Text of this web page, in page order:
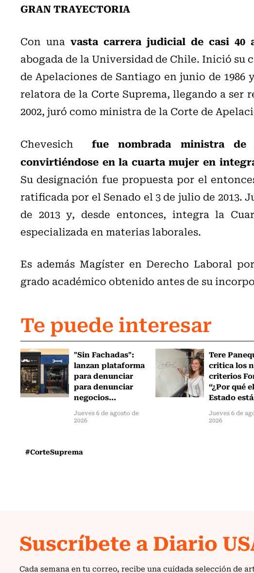
GRAN TRAYECTORIA
Con una vasta carrera judicial de casi 40
abogada de la Universidad de Chile. Inició su
de Apelaciones de Santiago en junio de 1986
relatora de la Corte Suprema, llegando a ser
2002, juró como ministra de la Corte de
Chevesichfue nombrada ministra de
convirtiéndose en la cuarta mujer en
Su designación fue propuesta por el
ratificada por el Senado el 3 de julio de 2013.
de 2013 y, desde entonces, integra la
especializada en materias laborales.
Es además Magíster en Derecho Laboral
grado académico obtenido antes de su
Te puede interesar
"Sin Fachadas":
lanzan plataforma
para denunciar
para denunciar
negocios...
Jueves 6 de agosto de
2026
Tere
critica los
criterios
“¿Por qué el
Estado
Jueves 6 de
2026
#CorteSuprema